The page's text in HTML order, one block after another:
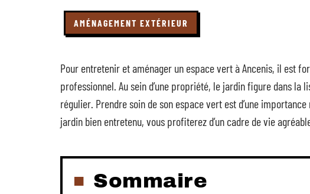
AMÉNAGEMENT EXTÉRIEUR
Pour entretenir et aménager un espace vert à Ancenis, il est
professionnel. Au sein d’une propriété, le jardin figure dans la
régulier. Prendre soin de son espace vert est d’une
jardin bien entretenu, vous profiterez d’un cadre de vie
Sommaire